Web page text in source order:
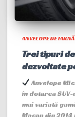
ANVELOPE DE IARNĂ
Trei tipuri
dezvoltate
Anvelope
în dotarea
mai variată
Macan din